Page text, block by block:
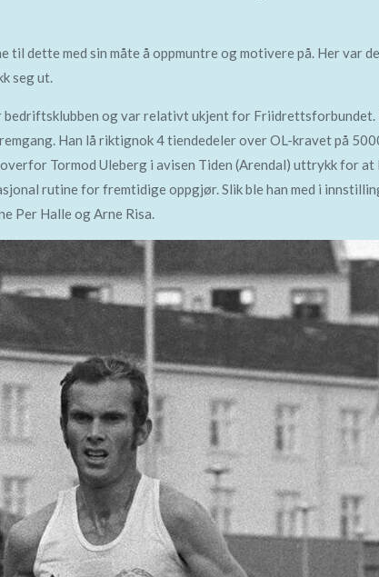
dette med sin måte å oppmuntre og motivere på. Her var
seg ut.
og var relativt ukjent for Friidrettsforbundet.
Han lå riktignok 4 tiendedeler over OL-kravet på
Tormod Uleberg i avisen Tiden (Arendal) uttrykk for at
rutine for fremtidige oppgjør. Slik ble han med i
Per Halle og Arne Risa.